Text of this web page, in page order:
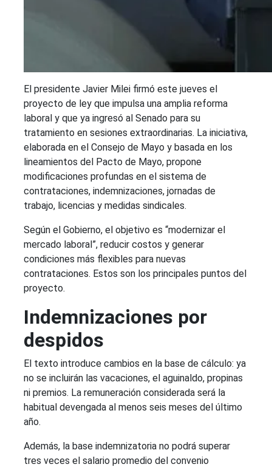
El presidente Javier Milei firmó este jueves el
proyecto de ley que impulsa una amplia reforma
laboral y que ya ingresó al Senado para su
tratamiento en sesiones extraordinarias. La iniciativa,
elaborada en el Consejo de Mayo y basada en los
lineamientos del Pacto de Mayo, propone
modificaciones profundas en el sistema de
contrataciones, indemnizaciones, jornadas de
trabajo, licencias y medidas sindicales.
Según el Gobierno, el objetivo es “modernizar el
mercado laboral”, reducir costos y generar
condiciones más flexibles para nuevas
contrataciones. Estos son los principales puntos del
proyecto.
Indemnizaciones por
despidos
El texto introduce cambios en la base de cálculo: ya
no se incluirán las vacaciones, el aguinaldo, propinas
ni premios. La remuneración considerada será la
habitual devengada al menos seis meses del último
año.
Además, la base indemnizatoria no podrá superar
tres veces el salario promedio del convenio